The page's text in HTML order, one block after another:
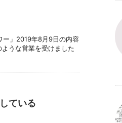
ー」2019年8月9日の内容
うな営業を受けました
ている